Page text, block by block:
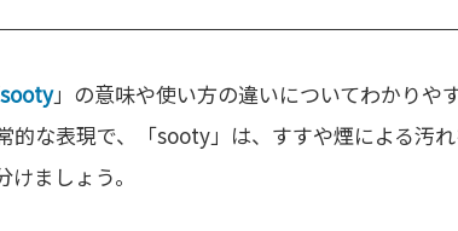
sooty」の意味や使い方の違いについてわかり
的な表現で、「sooty」は、すすや煙による汚
ましょう。